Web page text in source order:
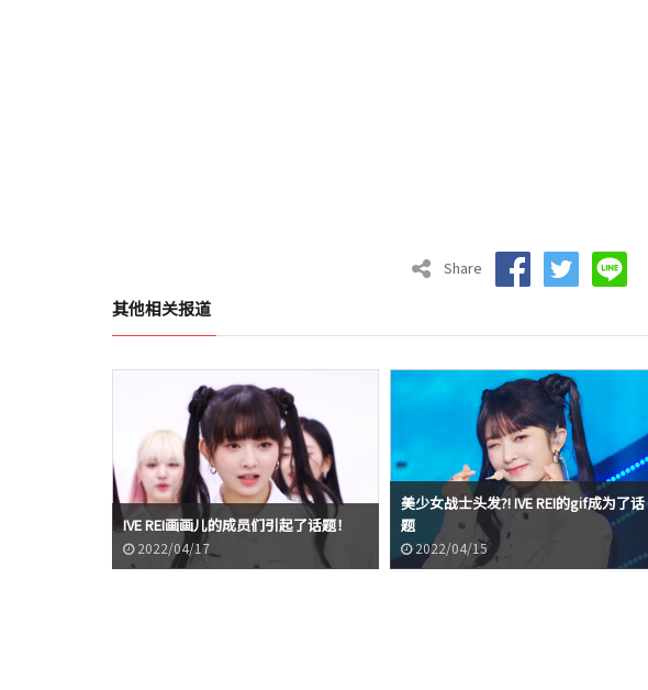
Share
其他相关报道
IVE REI画画儿的成员们引起了话题！
2022/04/17
美少女战士头发?! IVE REI的gif成为了话
题
2022/04/15